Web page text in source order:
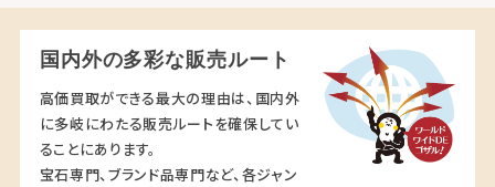
国内外の多彩な販売ルート
高価買取ができる最大の理由は、国内外
に多岐にわたる販売ルートを確保してい
ることにあります。
宝石専門、ブランド品専門など、各ジャン